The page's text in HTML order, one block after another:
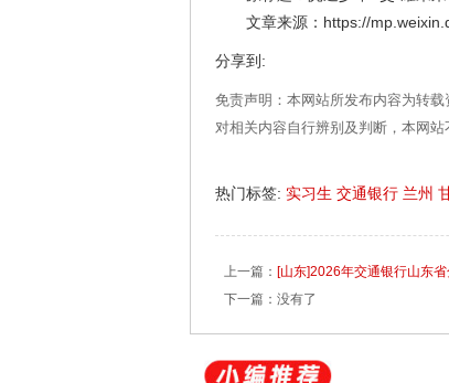
文章来源：https://
分享到:
免责声明：本网站所发布内容为转
对相关内容自行辨别及判断，本网
热门标签: 实习生 交通银行 兰州
上一篇： [山东]2026年交通银行山东
下一篇：没有了